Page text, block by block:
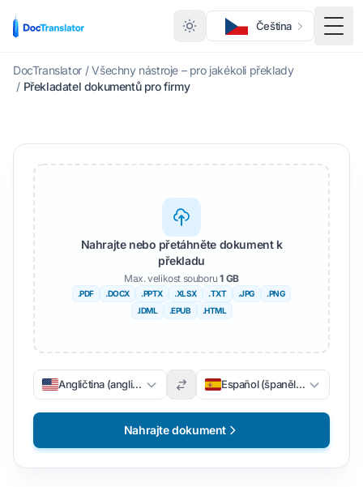
Čeština
DocTranslator / Všechny nástroje – pro jakékoli překlady
/ Překladatel dokumentů pro firmy
Nahrajte nebo přetáhněte dokument k
překladu
Max. velikost souboru1 GB
.PDF .DOCX .PPTX .XLSX .TXT .JPG
.PNG
.IDML
.EPUB .HTML
Angličtina (angličtina) Español (španělsky)
Nahrajte dokument